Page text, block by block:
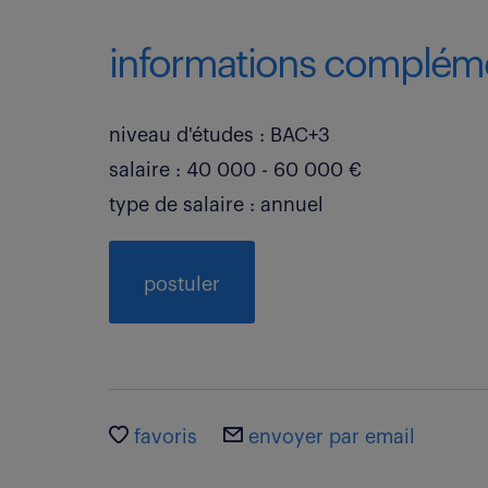
informations
niveau d'études : BAC+3
salaire : 40 000 - 60 000 €
type de salaire : annuel
postuler
favoris envoyer par email